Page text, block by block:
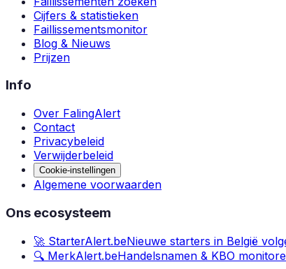
Cijfers & statistieken
Faillissementsmonitor
Blog & Nieuws
Prijzen
Info
Over FalingAlert
Contact
Privacybeleid
Verwijderbeleid
Cookie-instellingen
Algemene voorwaarden
Ons ecosysteem
🚀 StarterAlert.beNieuwe starters in België
🔍 MerkAlert.beHandelsnamen & KBO